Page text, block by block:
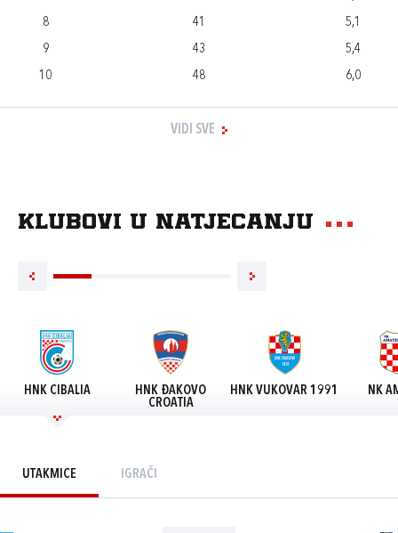
8
41
5,1
9
43
5,4
10
48 6,0
VIDI SVE
Klubovi u natjecanju
HNK CIBALIA
HNK ĐAKOVO
CROATIA
HNK VUKOVAR 1991 NK
UTAKMICE IGRAČI